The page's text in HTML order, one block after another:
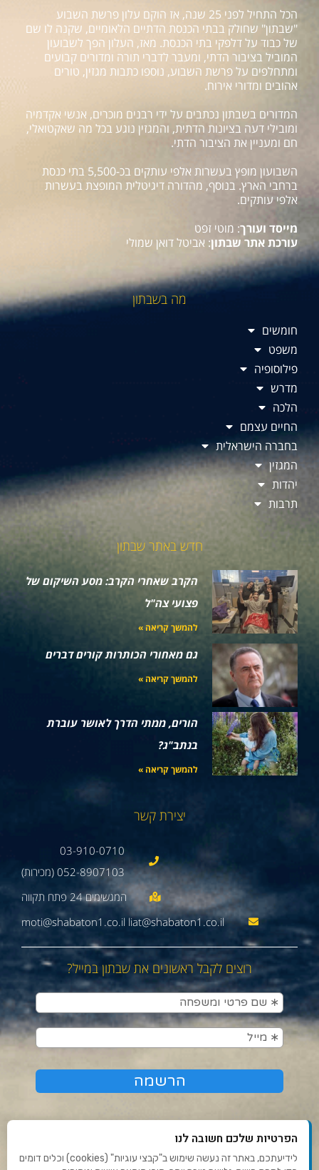
הכל התחיל לפני 25 שנה, אז הוקם עלון פרשת השבוע
"שבתון" שחולק בבתי הכנסת הדתיים הלאומיים, שקנה לו שם
של כבוד על דלפקי בתי הכנסת. מאז, העלון הפך לשבועון
המוביל בציבור הדתי, ומעבר לדברי תורה ומדורים קבועים
ומתחלפים על פרשת השבוע, נוספו כתבות מגזין, טורים
אהובים ומדורי אירוח.
המדורים בשבתון נכתבים על ידי רבנים מוכרים, אנשי אקדמיה
ומובילי דעה בציונות הדתית, והמגזין נוגע בכל מה שאקטואלי,
חם ומעניין את הציבור הדתי.
השבועון מופץ בעשרות אלפי עותקים בכ-5,500 בתי כנסת
ברחבי הארץ. בנוסף, מהדורה דיגיטלית המופצת בעשרות
אלפי עותקים.
מייסד ועורך: מוטי זפט
עורכת אתר שבתון: אביטל דואן שמולי
מה בשבתון
חומשים
משפט
פילוסופיה
מדרש
הלכה
החיים עצמם
בחברה הישראלית
המגזין
יהדות
תרבות
חדש באתר שבתון
הקרב שאחרי הקרב: מסע השיקום של
פצועי צה"ל
להמשך קריאה »
גם מאחורי הכותרות קורים דברים
להמשך קריאה »
הורים, ממתי הדרך לאושר עוברת
בנתב"ג?
להמשך קריאה »
יצירת קשר
03-910-0710
052-8907103 (מכירות)
moti@shabaton1.co.il liat@shabaton1.co.il
רוצים לקבל ראשונים את שבתון במייל?
הפרטיות שלכם חשובה לנו
לידיעתכם, באתר זה נעשה שימוש ב"קבצי עוגיות" (cookies) וכלים דומים